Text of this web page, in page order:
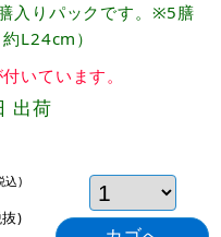
入りパックです。※5膳
L24cm）
いています。
出荷
込)
)